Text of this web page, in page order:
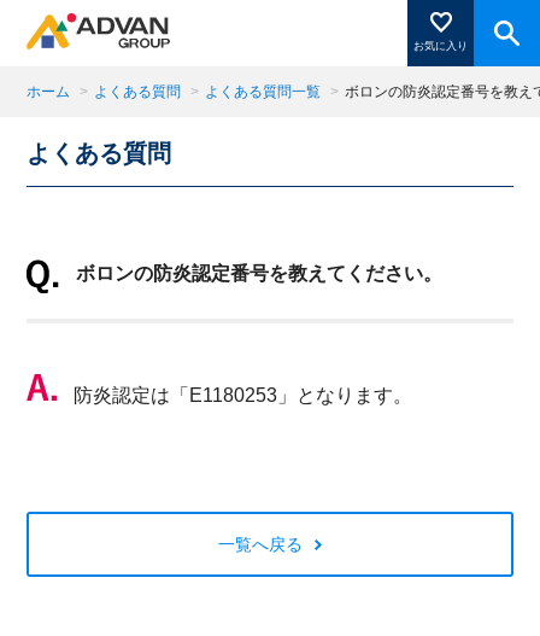
お気に入り
商品ページにある「お気に入り登録」を押すと登録した
商品がここに表示されます。
ホーム > よくある質問 > よくある質問一覧 > ボロンの防炎認定番号を教え
よくある質問
ボロンの防炎認定番号を教えてください。
防炎認定は「E1180253」となります。
一覧へ戻る